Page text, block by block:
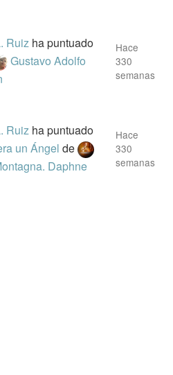
Ruiz ha puntuado
Gustavo Adolfo
Hace
330
semanas
Ruiz ha puntuado
un Ángelde
Daphne
Hace
330
semanas